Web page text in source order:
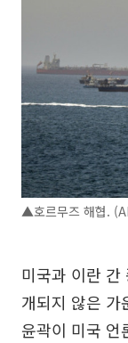
▲호르무즈 해협.
미국과 이란
개되지 않은 가
윤곽이 미국 언